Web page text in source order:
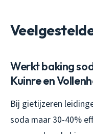
Werkt baking
Kuinre en
Bij gietijzeren
soda maar 30-40%